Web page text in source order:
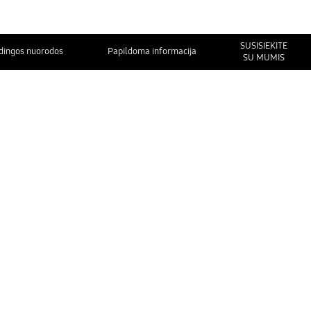
nuorodos Papildoma informacija
SUSISIEKITE
SU MUMIS